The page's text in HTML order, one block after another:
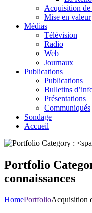
Acquisition de
Mise en valeur
Médias
Télévision
Radio
Web
Journaux
Publications
Publications
Bulletins
Présentations
Communiqués
Sondage
Accueil
Portfolio
connaissances
HomePortfolioAcquisition